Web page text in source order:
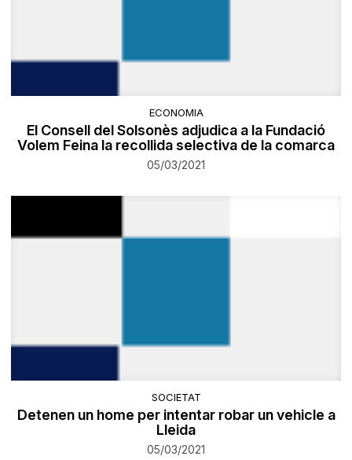
ECONOMIA
El Consell del Solsonès adjudica a la Fundació
Volem Feina la recollida selectiva de la comarca
05/03/2021
SOCIETAT
Detenen un home per intentar robar un vehicle a
Lleida
05/03/2021